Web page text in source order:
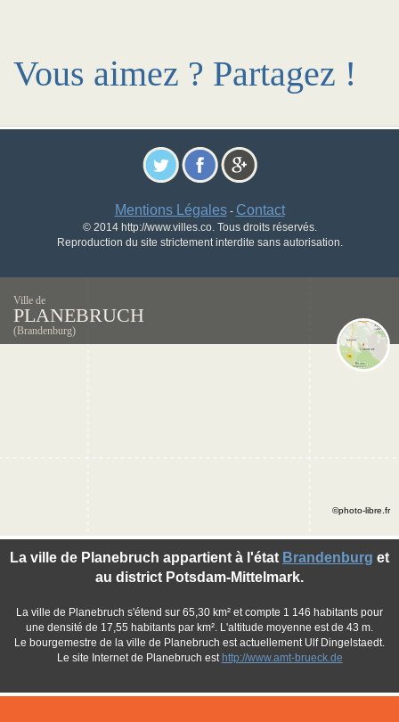
Vous aimez ? Partagez !
Mentions Légales- Contact
© 2014 http://www.villes.co. Tous droits réservés.
Reproduction du site strictement interdite sans autorisation.
Ville de
PLANEBRUCH
(Brandenburg)
La ville de Planebruch appartient à l'état Brandenburg et
au district Potsdam-Mittelmark.
La ville de Planebruch s'étend sur 65,30 km² et compte 1 146 habitants pour
une densité de 17,55 habitants par km². L'altitude moyenne est de 43 m.
Le bourgemestre de la ville de Planebruch est actuellement Ulf Dingelstaedt.
Le site Internet de Planebruch est http://www.amt-brueck.de
©photo-libre.fr